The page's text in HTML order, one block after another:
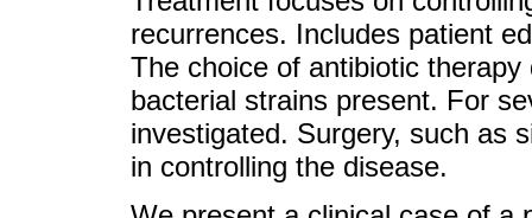
recurrences. Includes patient
The choice of antibiotic
bacterial strains present. For
investigated. Surgery, such as
in controlling the disease.